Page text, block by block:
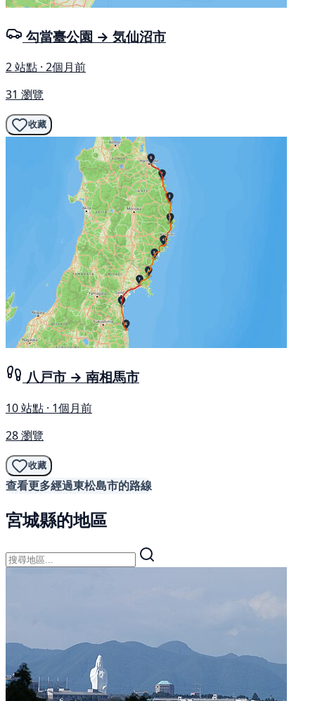
勾當臺公園 → 気仙沼市
2 站點 · 2個月前
31 瀏覽
收藏
八戸市 → 南相馬市
10 站點 · 1個月前
28 瀏覽
收藏
查看更多經過東松島市的路線
宮城縣的地區